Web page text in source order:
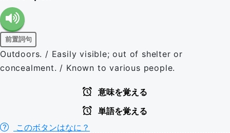
前置詞句
Outdoors. / Easily visible; out of shelter or
concealment. / Known to various people.
意味を覚える
単語を覚える
このボタンはなに？